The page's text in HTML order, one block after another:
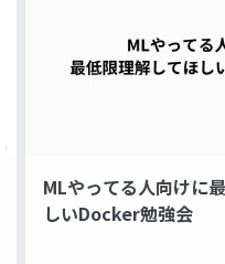
MLやってる人向けに
しいDocker勉強会